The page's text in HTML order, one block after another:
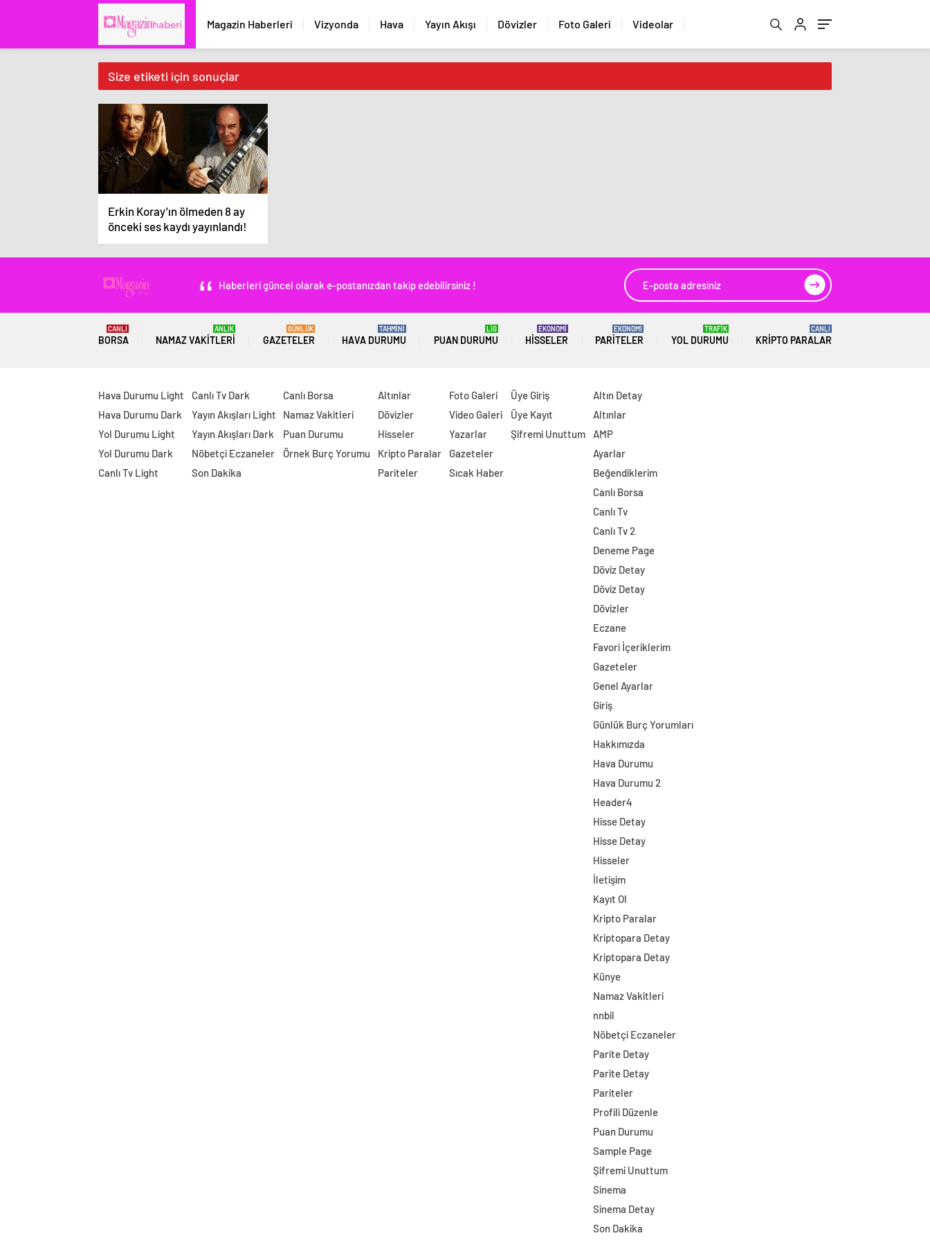
Magazin Haberleri Vizyonda Hava Yayın Akışı Dövizler Foto Galeri Videolar
Size etiketi için sonuçlar
Erkin Koray’ın ölmeden 8 ay
önceki ses kaydı yayınlandı!
Haberleri güncel olarak e-postanızdan takip edebilirsiniz !
BORSA
CANLI
NAMAZ VAKITLERI
ANLIK
GAZETELER
GÜNLÜK
HAVA DURUMU
TAHMİNİ
PUAN DURUMU
LİG
HISSELER
EKONOMİ
PARITELER
EKONOMİ
YOL DURUMU
TRAFİK
KRIPTO PARALAR
CANLI
Hava Durumu Light
Hava Durumu Dark
Yol Durumu Light
Yol Durumu Dark
Canlı Tv Light
Canlı Tv Dark
Yayın Akışları Light
Yayın Akışları Dark
Nöbetçi Eczaneler
Son Dakika
Canlı Borsa
Namaz Vakitleri
Puan Durumu
Örnek Burç Yorumu
Altınlar
Dövizler
Hisseler
Kripto Paralar
Pariteler
Foto Galeri
Video Galeri
Yazarlar
Gazeteler
Sıcak Haber
Üye Giriş
Üye Kayıt
Şifremi Unuttum
Altın Detay
Altınlar
AMP
Ayarlar
Beğendiklerim
Canlı Borsa
Canlı Tv
Canlı Tv 2
Deneme Page
Döviz Detay
Döviz Detay
Dövizler
Eczane
Favori İçeriklerim
Gazeteler
Genel Ayarlar
Giriş
Günlük Burç Yorumları
Hakkımızda
Hava Durumu
Hava Durumu 2
Header4
Hisse Detay
Hisse Detay
Hisseler
İletişim
Kayıt Ol
Kripto Paralar
Kriptopara Detay
Kriptopara Detay
Künye
Namaz Vakitleri
nnbil
Nöbetçi Eczaneler
Parite Detay
Parite Detay
Pariteler
Profili Düzenle
Puan Durumu
Sample Page
Şifremi Unuttum
Sinema
Sinema Detay
Son Dakika